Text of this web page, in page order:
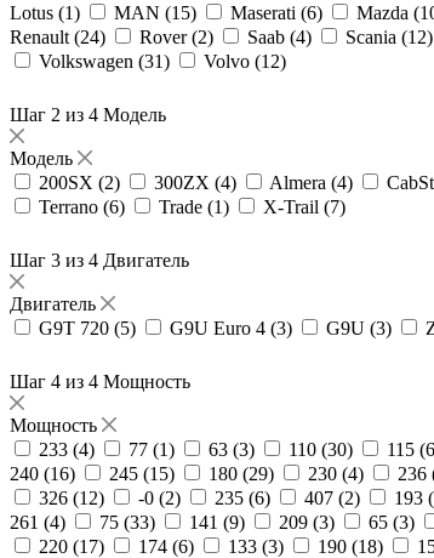
Lotus (1) MAN (15) Maserati (6) Mazda (
Renault (24) Rover (2) Saab (4) Scania (12)
Volkswagen (31) Volvo (12)
Шаг 2 из 4 Модель
Модель
200SX (2) 300ZX (4) Almera (4)
Terrano (6) Trade (1) X-Trail (7)
Шаг 3 из 4 Двигатель
Двигатель
G9T 720 (5) G9U Euro 4 (3) G9U (3)
Шаг 4 из 4 Мощность
Мощность
233 (4) 77 (1) 63 (3) 110 (30) 115 (
240 (16) 245 (15) 180 (29) 230 (4) 236
326 (12) -0 (2) 235 (6) 407 (2) 193 (
261 (4) 75 (33) 141 (9) 209 (3) 65 (3)
220 (17) 174 (6) 133 (3) 190 (18)